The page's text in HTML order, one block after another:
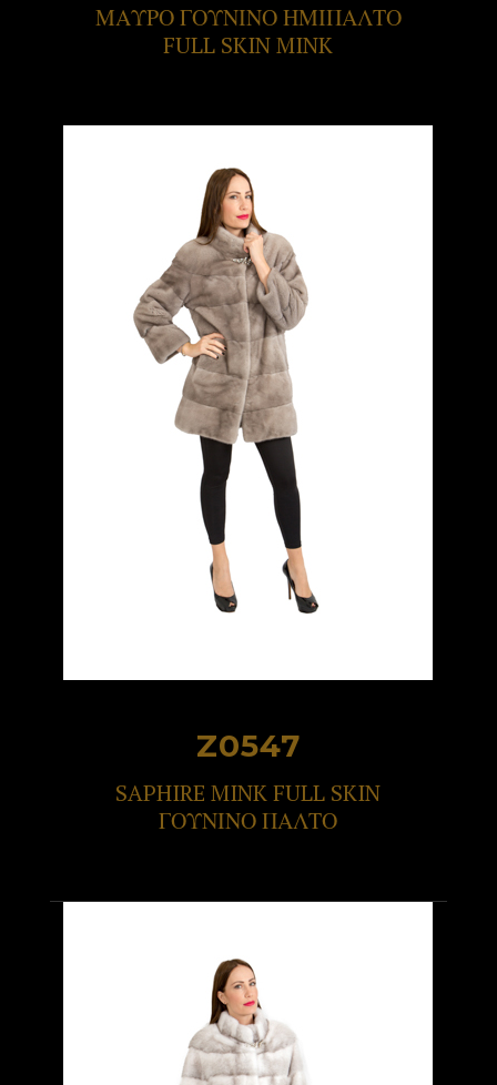
ΜΑΥΡΟ ΓΟΥΝΙΝΟ ΗΜΙΠΑΛΤΟ
FULL SKIN MINK
Z0547
SAPHIRE MINK FULL SKIN
ΓΟΥΝΙΝΟ ΠΑΛΤΟ